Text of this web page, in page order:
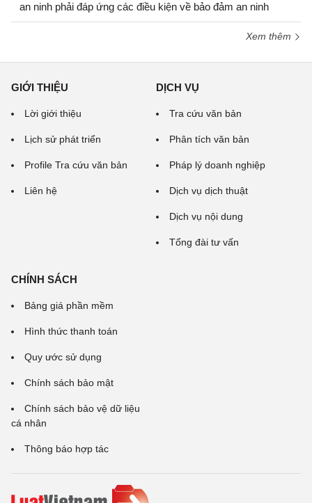
an ninh phải đáp ứng các điều kiện về bảo đảm an ninh
Xem thêm
GIỚI THIỆU
Lời giới thiệu
Lịch sử phát triển
Profile Tra cứu văn bản
Liên hệ
DỊCH VỤ
Tra cứu văn bản
Phân tích văn bản
Pháp lý doanh nghiệp
Dịch vụ dịch thuật
Dịch vụ nội dung
Tổng đài tư vấn
CHÍNH SÁCH
Bảng giá phần mềm
Hình thức thanh toán
Quy ước sử dụng
Chính sách bảo mật
Chính sách bảo vệ dữ liệu
cá nhân
Thông báo hợp tác